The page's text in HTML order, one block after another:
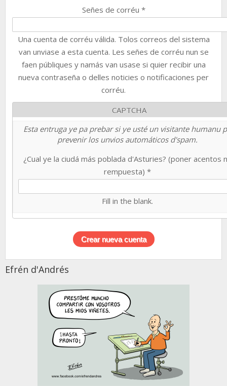
Señes de corréu *
Una cuenta de corréu válida. Tolos correos del sistema
van unviase a esta cuenta. Les señes de corréu nun se
faen públiques y namás van usase si quier recibir una
nueva contraseña o delles noticies o notificaciones per
corréu.
CAPTCHA
Esta entruga ye pa prebar si ye usté un visitante humanu
prevenir los unvios automáticos d'spam.
¿Cual ye la ciudá más poblada d'Asturies? (poner acentos
rempuesta) *
Fill in the blank.
Efrén d'Andrés